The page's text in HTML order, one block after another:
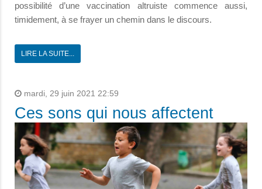
possibilité d’une vaccination altruiste commence aussi,
timidement, à se frayer un chemin dans le discours.
LIRE LA SUITE...
mardi, 29 juin 2021 22:59
Ces sons qui nous affectent